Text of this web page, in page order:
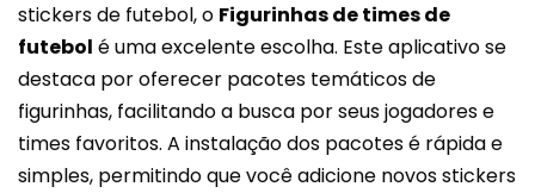
stickers de futebol, o Figurinhas de times de
futebol é uma excelente escolha. Este aplicativo se
destaca por oferecer pacotes temáticos de
figurinhas, facilitando a busca por seus jogadores e
times favoritos. A instalação dos pacotes é rápida e
simples, permitindo que você adicione novos stickers